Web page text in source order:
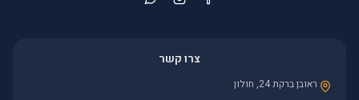
צרו קשר
ראובן ברקת 24, חולון